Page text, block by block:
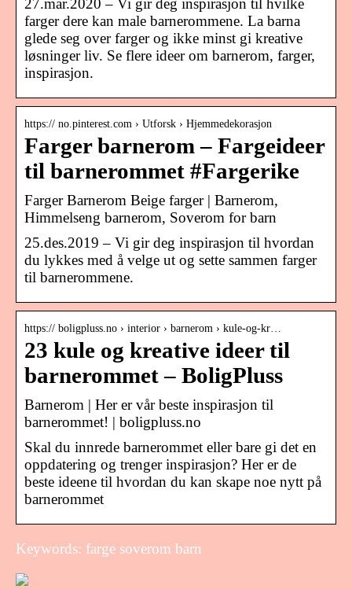
27.mar.2020 – Vi gir deg inspirasjon til hvilke
farger dere kan male barnerommene. La barna
glede seg over farger og ikke minst gi kreative
løsninger liv. Se flere ideer om barnerom, farger,
inspirasjon.
https:// no.pinterest.com › Utforsk › Hjemmedekorasjon
Farger barnerom – Fargeideer
til barnerommet #Fargerike
Farger Barnerom Beige farger | Barnerom,
Himmelseng barnerom, Soverom for barn
25.des.2019 – Vi gir deg inspirasjon til hvordan
du lykkes med å velge ut og sette sammen farger
til barnerommene.
https:// boligpluss.no › interior › barnerom › kule-og-kr…
23 kule og kreative ideer til
barnerommet – BoligPluss
Barnerom | Her er vår beste inspirasjon til
barnerommet! | boligpluss.no
Skal du innrede barnerommet eller bare gi det en
oppdatering og trenger inspirasjon? Her er de
beste ideene til hvordan du kan skape noe nytt på
barnerommet
Keywords: farge soverom barn